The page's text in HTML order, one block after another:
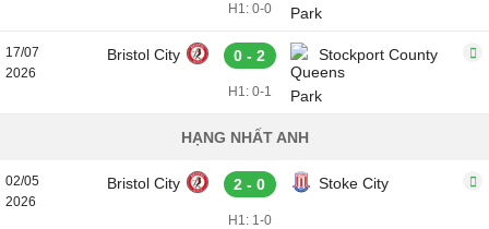
H1: 0-0
17/07
2026
Bristol City 0 - 2 Stockport County
H1: 0-1
HẠNG NHẤT ANH
02/05
2026
Bristol City 2 - 0 Stoke City
H1: 1-0